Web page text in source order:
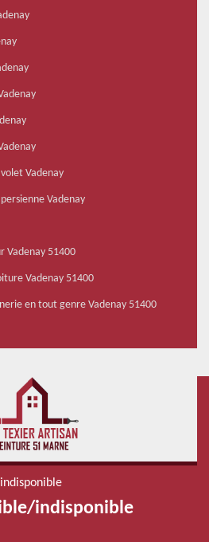
Vadenay
Vadenay
Vadenay 51400
Vadenay 51400
en tout genre Vadenay 51400
indisponible
/indisponible